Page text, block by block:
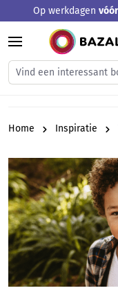
Op werkdagen
Home Inspiratie